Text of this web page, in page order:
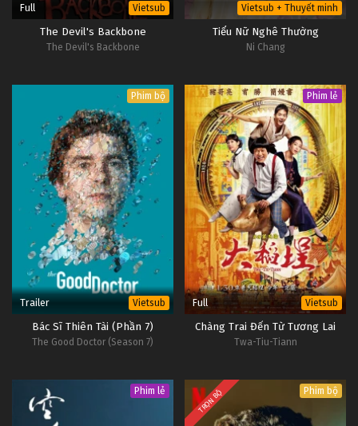
Full Vietsub
The Devil's Backbone
The Devil's Backbone
Vietsub + Thuyết minh
Tiểu Nữ Nghê Thường
Ni Chang
Phim bộ
Trailer Vietsub
Bác Sĩ Thiên Tài (Phần 7)
The Good Doctor (Season 7)
Phim lẻ
Full Vietsub
Chàng Trai Đến Từ Tương Lai
Twa-Tiu-Tiann
Phim lẻ TRỌN BỘ Phim bộ